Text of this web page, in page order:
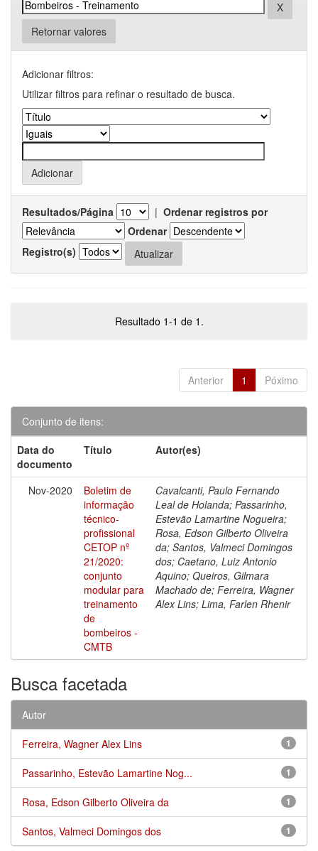
Retornar valores
Adicionar filtros:
Utilizar filtros para refinar o resultado de busca.
Resultados/Página | Ordenar registros por
Ordenar
Registro(s)
Resultado 1-1 de 1.
Anterior 1 Póximo
Conjunto de itens:
Data do
documento
Título Autor(es)
Nov-2020
Boletim de
informação
técnico-
profissional
CETOP nº
21/2020:
conjunto
modular para
treinamento
de
bombeiros -
CMTB
Cavalcanti, Paulo Fernando
Leal de Holanda; Passarinho,
Estevão Lamartine Nogueira;
Rosa, Edson Gilberto Oliveira
da; Santos, Valmeci Domingos
dos; Caetano, Luiz Antonio
Aquino; Queiros, Gilmara
Machado de; Ferreira, Wagner
Alex Lins; Lima, Farlen Rhenir
Busca facetada
Autor
1
Ferreira, Wagner Alex Lins
1
Passarinho, Estevão Lamartine Nog...
1
Rosa, Edson Gilberto Oliveira da
1
Santos, Valmeci Domingos dos